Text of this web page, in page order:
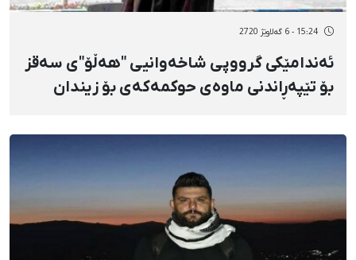
15:24 - 6 گەلاوێژ 2720
ئەندامێکی گرووپی شاخەوانیی "هەڵۆ"ی سەقز
بۆ تێپەڕاندنی ماوەی حوکمەکەی بۆ زیندان